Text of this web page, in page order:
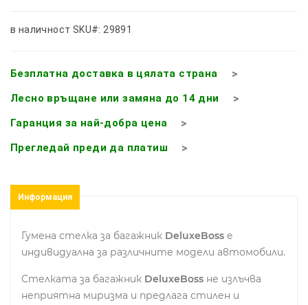
в наличност SKU#: 29891
Безплатна доставка в цялата страна
Лесно връщане или замяна до 14 дни
Гаранция за най-добра цена
Прегледай преди да платиш
Информация
Гумена стелка за багажник DeluxeBoss е
индивидуална за различните модели автомобили.
Стелката за багажник DeluxeBoss не излъчва
неприятна миризма и предлага стилен и